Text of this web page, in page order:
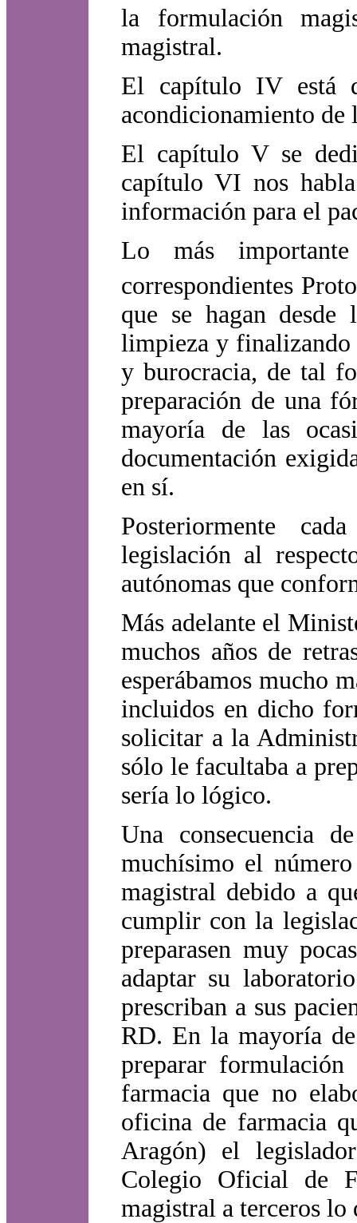
la formulación
magistral.
El capítulo IV está
acondicionamiento
El capítulo V se
capítulo VI nos
información para el
Lo más
correspondientes
que se hagan
limpieza y finalizando
y burocracia, de tal
preparación de una
mayoría de las
documentación
en sí.
Posteriormente
legislación al
autónomas que
Más adelante el
muchos años de
esperábamos mucho
incluidos en dicho
solicitar a la
sólo le facultaba a
sería lo lógico.
Una consecuencia
muchísimo el
magistral debido a
cumplir con la
preparasen muy
adaptar su
prescriban a sus
RD. En la mayoría
preparar
farmacia que no
oficina de farmacia
Aragón) el
Colegio Oficial de
magistral a terceros